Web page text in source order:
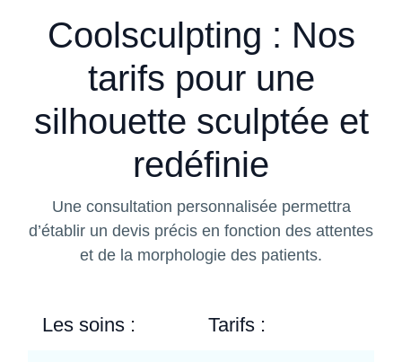
Coolsculpting : Nos
tarifs pour une
silhouette sculptée et
redéfinie
Une consultation personnalisée permettra
d’établir un devis précis en fonction des attentes
et de la morphologie des patients.
Les soins : Tarifs :